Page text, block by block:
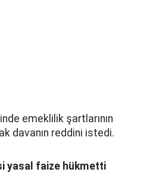
emeklilik şartlarının
davanın reddini istedi.
yasal faize hükmetti